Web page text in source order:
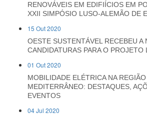
RENOVÁVEIS EM EDIFIÍCIOS EM
XXII SIMPÓSIO LUSO-ALEMÃO DE
15 Out 2020
OESTE SUSTENTÁVEL RECEBEU A
CANDIDATURAS PARA O PROJETO
01 Out 2020
MOBILIDADE ELÉTRICA NA
MEDITERRÂNEO: DESTAQUES,
EVENTOS
04 Jul 2020